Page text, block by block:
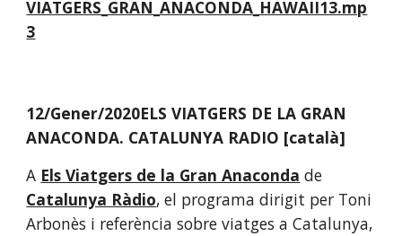
VIATGERS_GRAN_ANACONDA_HAWAII13.mp
3
12/Gener/2020ELS VIATGERS DE LA GRAN
ANACONDA. CATALUNYA RADIO [català]
A Els Viatgers de la Gran Anaconda de
Catalunya Ràdio, el programa dirigit per Toni
Arbonès i referència sobre viatges a Catalunya,